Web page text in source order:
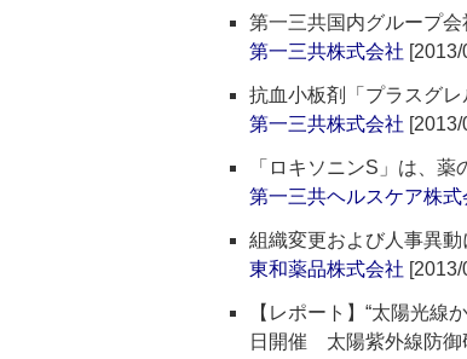
第一三共国内グループ
第一三共株式会社 [2013/
抗血小板剤「プラスグ
第一三共株式会社 [2013/
「ロキソニンS」は、
第一三共ヘルスケア株式
組織変更および人事異
東和薬品株式会社 [2013/
【レポート】“太陽光線
日開催 太陽紫外線防御